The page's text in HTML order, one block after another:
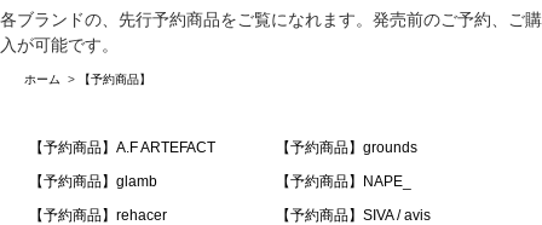
各ブランドの、先行予約商品をご覧になれます。発売前のご予約、ご購
入が可能です。
ホーム > 【予約商品】
【予約商品】A.F ARTEFACT
【予約商品】grounds
【予約商品】glamb
【予約商品】NAPE_
【予約商品】rehacer
【予約商品】SIVA / avis